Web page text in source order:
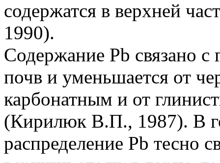
содержатся в верхней
1990).
Содержание Pb связано с
почв и уменьшается от
карбонатным и от
(Кирилюк В.П., 1987). В
распределение Pb тесно